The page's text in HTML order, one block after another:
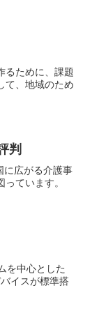
るために、課題
て、地域のため
判
に広がる介護事
ています。
を中心とした
イスが標準搭